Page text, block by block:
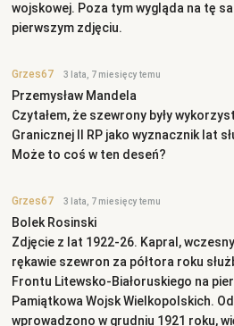
wojskowej. Poza tym wygląda na tę
pierwszym zdjęciu.
Grzes67 3 lata, 7 miesięcy temu
Przemysław Mandela
Czytałem, że szewrony były
Granicznej II RP jako wyznacznik lat
Może to coś w ten deseń?
Grzes67 3 lata, 7 miesięcy temu
Bolek Rosinski
Zdjęcie z lat 1922-26. Kapral,
rękawie szewron za półtora roku
Frontu Litewsko-Białoruskiego na
Pamiątkowa Wojsk Wielkopolskich.
wprowadzono w grudniu 1921 roku,